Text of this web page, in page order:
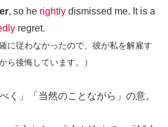
, so he rightly dismissed me. It is a
regret.
に従わなかったので、彼が私を解雇す
ら後悔しています。）
く」「当然のことながら」の意。